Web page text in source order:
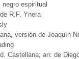
espiritual
R.F. Ynera
versión de Joaquín
Castellana; arr. de